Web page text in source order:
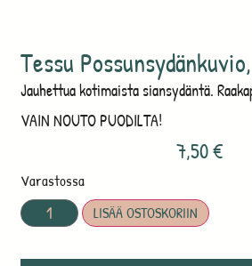
Tessu
Jauhettua kotimaista siansydäntä.
VAIN NOUTO PUODILTA!
7,50€
Varastossa
LISÄÄ OSTOSKORIIN